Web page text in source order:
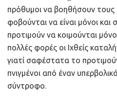
πρόθυμοι να βοηθήσουν τους
φοβούνται να είναι μόνοι και
προτιμούν να κοιμούνται
πολλές φορές οι Ιχθείς
γιατί σαφέστατα το
πνιγμένοι από έναν
σύντροφο.